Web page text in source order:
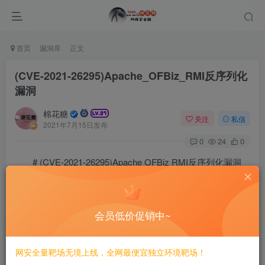
首页 漏洞库 正文
(CVE-2021-26295)Apache_OFBiz_RMI反序列化
漏洞
棉花糖
2021年7月15日发布
关注 私信
0 24 0
# (CVE-2021-26295)Apache OFBiz RMI反序列化漏洞
OFBiz是基于Java的Web框架，包括实体引擎，服务引擎和
会员低价促销中~
网安全量靶场无境上线，全网最便宜独立环境靶场！